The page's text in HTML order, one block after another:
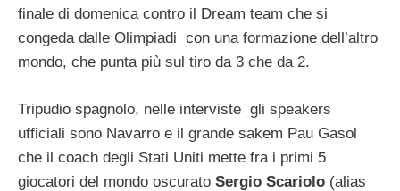
finale di domenica contro il Dream team che si
congeda dalle Olimpiadi con una formazione dell’altro
mondo, che punta più sul tiro da 3 che da 2.
Tripudio spagnolo, nelle interviste gli speakers
ufficiali sono Navarro e il grande sakem Pau Gasol
che il coach degli Stati Uniti mette fra i primi 5
giocatori del mondo oscurato Sergio Scariolo (alias